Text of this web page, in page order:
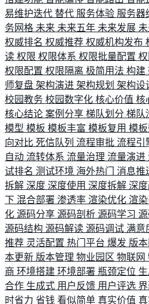
易维护迭代 替代 服务体验 服务器
务网格 未来 未来五年 未来发展
权威排名 权威推荐 权威机构发布
读 权限 权限体系 权限批量配置
权限配置 权限隔离 极简用法 构建
师复盘 架构演进 架构规划 架构设
校园教务 校园数字化 核心价值 核
核心结论 案例分享 梯队划分 梯队
模型 模板 模板丰富 模板复用 模
向对比 死信队列 流程审批 流程引
自动 流转体系 流量治理 流量演进
试排名 测试环境 海外热门 消息推
拆解 深度 深度使用 深度拆解 深
下 混合部署 渗透率 渲染优化 渲
化 源码分享 源码剖析 源码学习
源码结构 源码解读 源码调试 满意
推荐 灵活配置 热门平台 爆发 版本
本更新 版本管理 物业园区 物联网
商 环境搭建 环境部署 瓶颈定位
合作 生成式 用户反馈 用户评选
时省力 省钱 看似简单 真实价值